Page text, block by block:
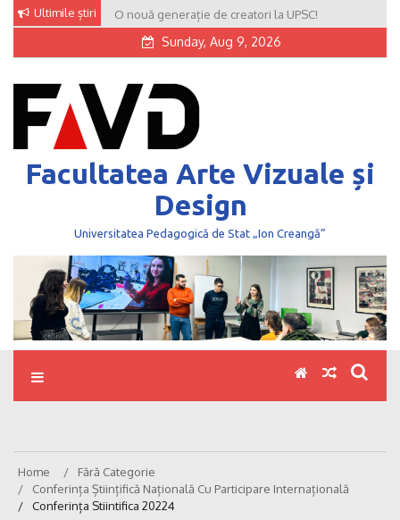
Skip
content
Ultimile știri O nouă generație de creatori la UPSC!
Sunday, Aug 9, 2026
Facultatea Arte Vizuale și
Design
Universitatea Pedagogică de Stat „Ion Creangă”
Home
Fără Categorie
Conferința Științifică Națională Cu Participare Internațională
Conferința Stiintifica 20224